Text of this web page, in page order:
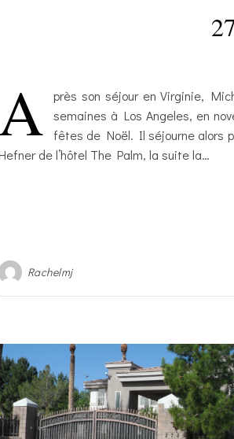
A
près son séjour en Virginie,
semaines à Los Angeles, en
fêtes de Noël. Il séjourne alors
de l’hôtel The Palm, la suite la…
Rachelmj